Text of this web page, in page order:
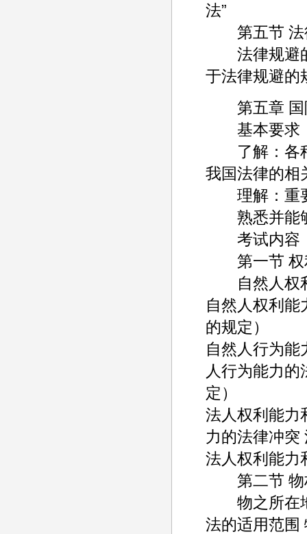
法”
第五节 法
法律规避的
于法律规避的
第五章 国
基本要求
了解：各种
我国法律的相
理解：重
熟悉并能够
考试内容
第一节 权
自然人权利
自然人权利能
的规定）
自然人行为能
人行为能力
定）
法人权利能力
力的法律冲突
法人权利能力
第二节 物
物之所在地
法的适用范围